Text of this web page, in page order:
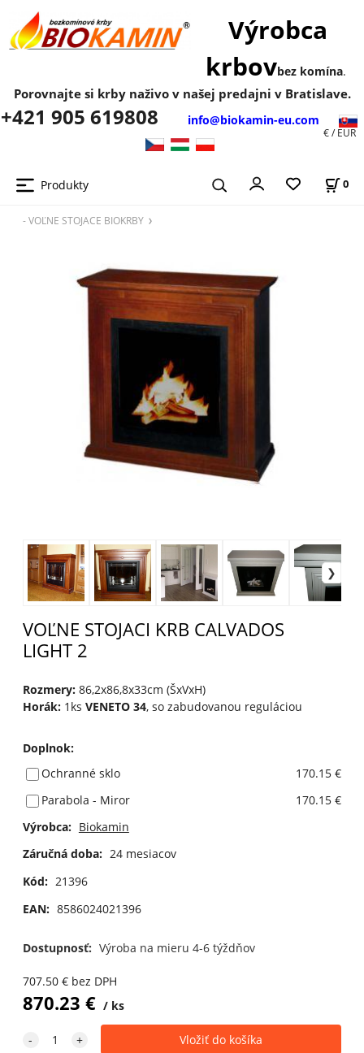
Výrobca
krbovbez komína.
Porovnajte si krby naživo v našej predajni v Bratislave.
+421 905 619808 info@biokamin-eu.com
Produkty 0
€ / EUR
- VOĽNE STOJACE BIOKRBY
VOĽNE STOJACI KRB CALVADOS
LIGHT 2
Rozmery:86,2x86,8x33cm (ŠxVxH)
Horák: 1ks VENETO 34, so zabudovanou reguláciou
Doplnok:
Ochranné sklo
170.15 €
Parabola - Miror
170.15 €
Výrobca: Biokamin
Záručná doba: 24 mesiacov
Kód: 21396
EAN: 8586024021396
Dostupnosť: Výroba na mieru 4-6 týždňov
707.50€ bez DPH
870.23 € ks